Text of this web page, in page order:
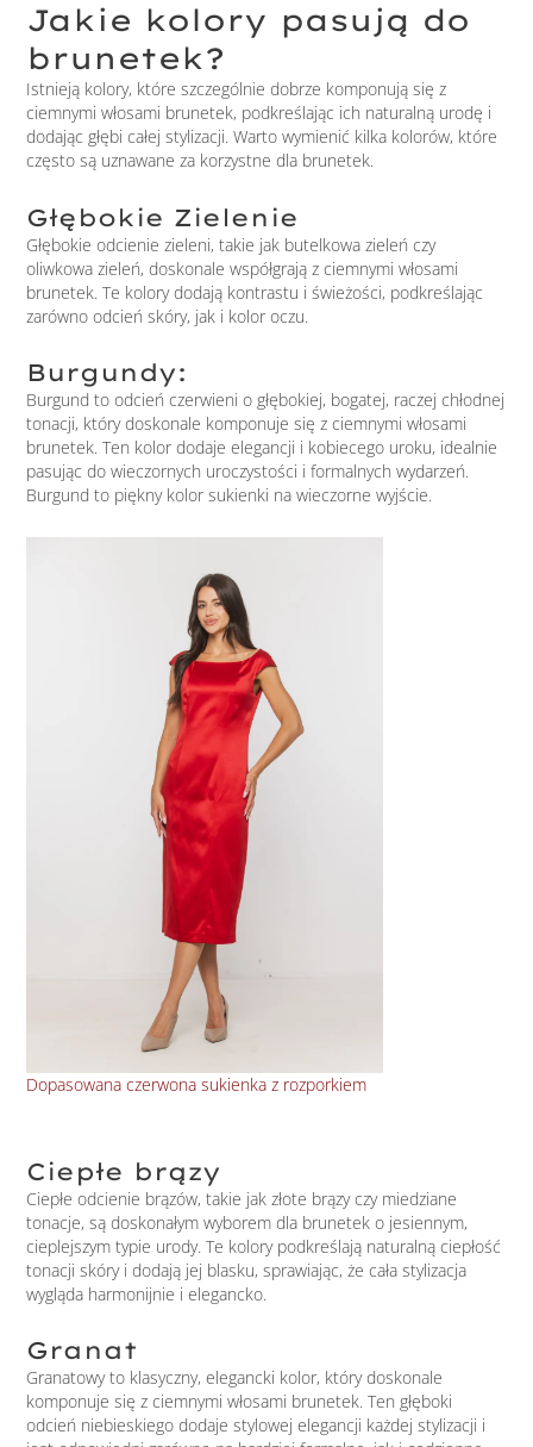
Jakie kolory pasują do
brunetek?
Istnieją kolory, które szczególnie dobrze komponują się z
ciemnymi włosami brunetek, podkreślając ich naturalną urodę i
dodając głębi całej stylizacji. Warto wymienić kilka kolorów, które
często są uznawane za korzystne dla brunetek.
Głębokie Zielenie
Głębokie odcienie zieleni, takie jak butelkowa zieleń czy
oliwkowa zieleń, doskonale współgrają z ciemnymi włosami
brunetek. Te kolory dodają kontrastu i świeżości, podkreślając
zarówno odcień skóry, jak i kolor oczu.
Burgundy:
Burgund to odcień czerwieni o głębokiej, bogatej, raczej chłodnej
tonacji, który doskonale komponuje się z ciemnymi włosami
brunetek. Ten kolor dodaje elegancji i kobiecego uroku, idealnie
pasując do wieczornych uroczystości i formalnych wydarzeń.
Burgund to piękny kolor sukienki na wieczorne wyjście.
Dopasowana czerwona sukienka z rozporkiem
Ciepłe brązy
Ciepłe odcienie brązów, takie jak złote brązy czy miedziane
tonacje, są doskonałym wyborem dla brunetek o jesiennym,
cieplejszym typie urody. Te kolory podkreślają naturalną ciepłość
tonacji skóry i dodają jej blasku, sprawiając, że cała stylizacja
wygląda harmonijnie i elegancko.
Granat
Granatowy to klasyczny, elegancki kolor, który doskonale
komponuje się z ciemnymi włosami brunetek. Ten głęboki
odcień niebieskiego dodaje stylowej elegancji każdej stylizacji i